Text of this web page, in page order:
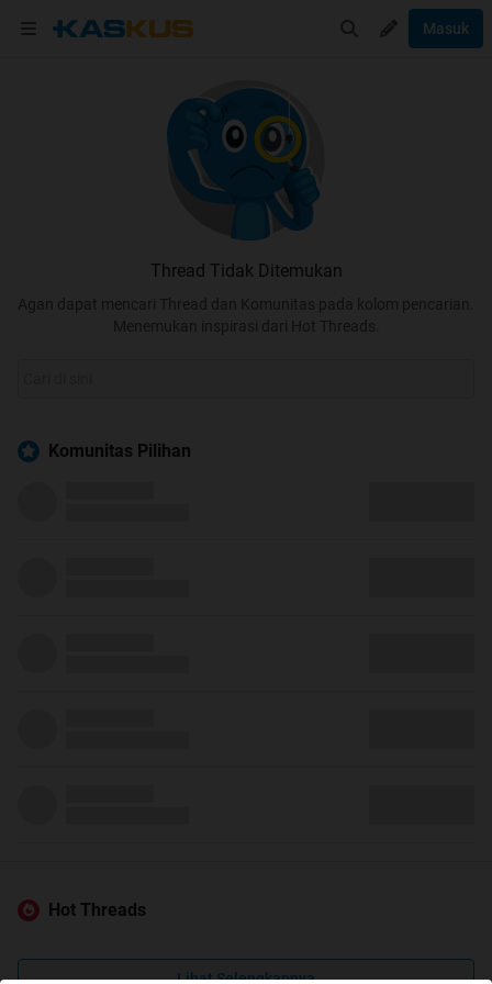
Masuk
Thread Tidak Ditemukan
Agan dapat mencari Thread dan Komunitas pada kolom pencarian.
Menemukan inspirasi dari Hot Threads.
Komunitas Pilihan
Hot Threads
Lihat Selengkapnya